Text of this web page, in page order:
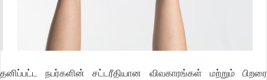
தனிப்பட்ட நபர்களின் சட்டரீதியான விவகாரங்கள் மற்றும் பிறரை